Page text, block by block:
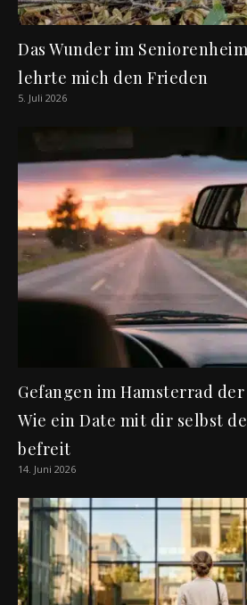
Das Wunder im
lehrte mich den Frieden
5. Juli 2026
Gefangen im Hamsterrad
Wie ein Date mit dir selbst
befreit
14. Juni 2026